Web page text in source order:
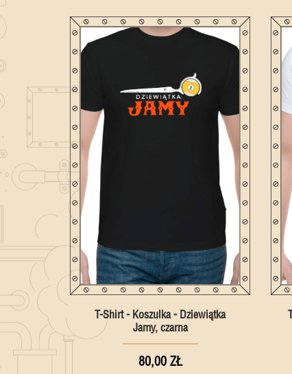
T-Shirt - Koszulka - Dziewiątka
Jamy, czarna
80,00 ZŁ